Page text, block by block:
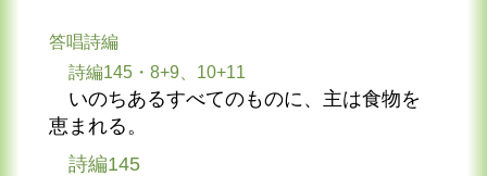
答唱詩編
詩編145・8+9、10+11
いのちあるすべてのものに、主は食物を
恵まれる。
詩編145